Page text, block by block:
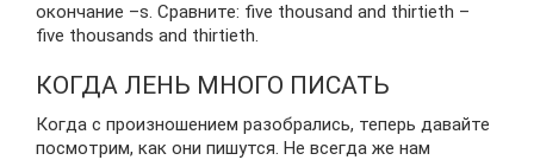
окончание –s. Сравните: five thousand and thirtieth –
five thousands and thirtieth.
КОГДА ЛЕНЬ МНОГО ПИСАТЬ
Когда с произношением разобрались, теперь давайте
посмотрим, как они пишутся. Не всегда же нам